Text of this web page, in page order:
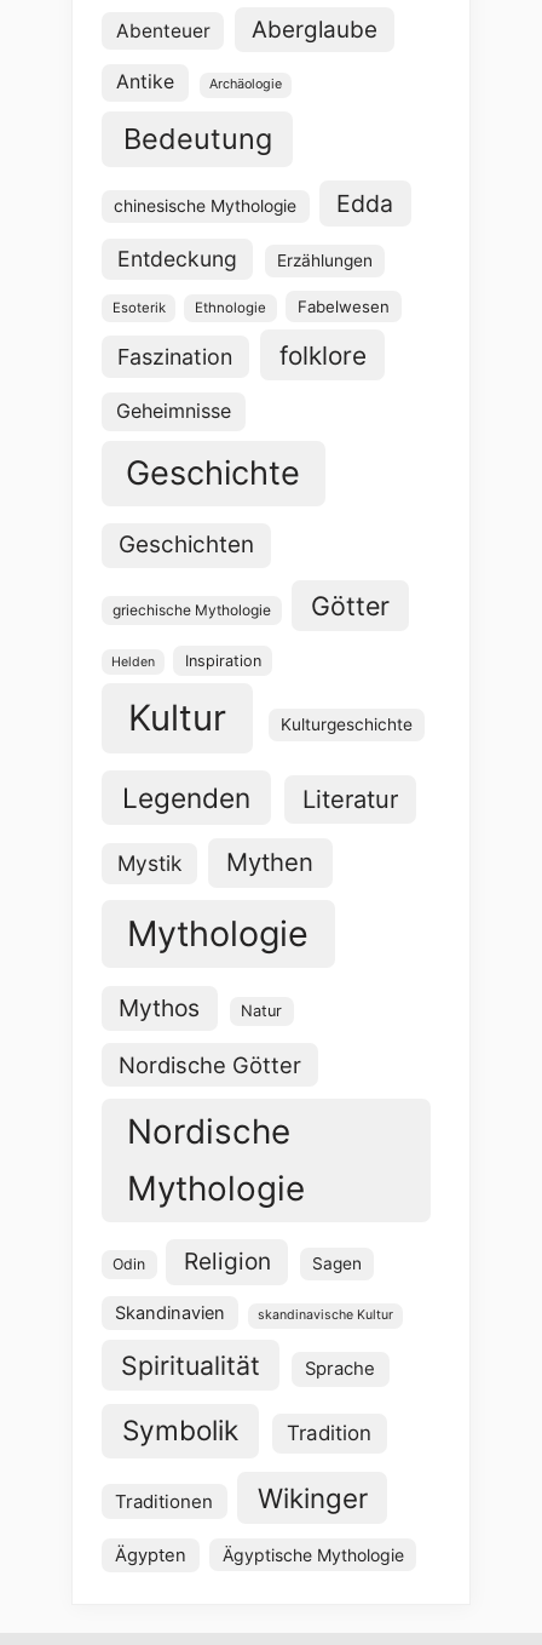
Abenteuer Aberglaube
Antike Archäologie
Bedeutung
chinesische Mythologie Edda
Entdeckung Erzählungen
Esoterik Ethnologie Fabelwesen
Faszination folklore
Geheimnisse
Geschichte
Geschichten
griechische Mythologie Götter
Helden Inspiration
Kultur Kulturgeschichte
Legenden Literatur
Mystik Mythen
Mythologie
Mythos Natur
Nordische Götter
Nordische
Mythologie
Odin Religion Sagen
Skandinavien skandinavische Kultur
Spiritualität Sprache
Symbolik Tradition
Traditionen Wikinger
Ägypten Ägyptische Mythologie